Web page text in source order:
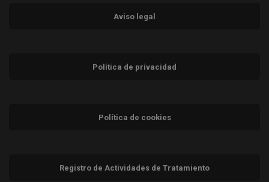
Aviso legal
Política de privacidad
Política de cookies
Registro de Actividades de Tratamiento